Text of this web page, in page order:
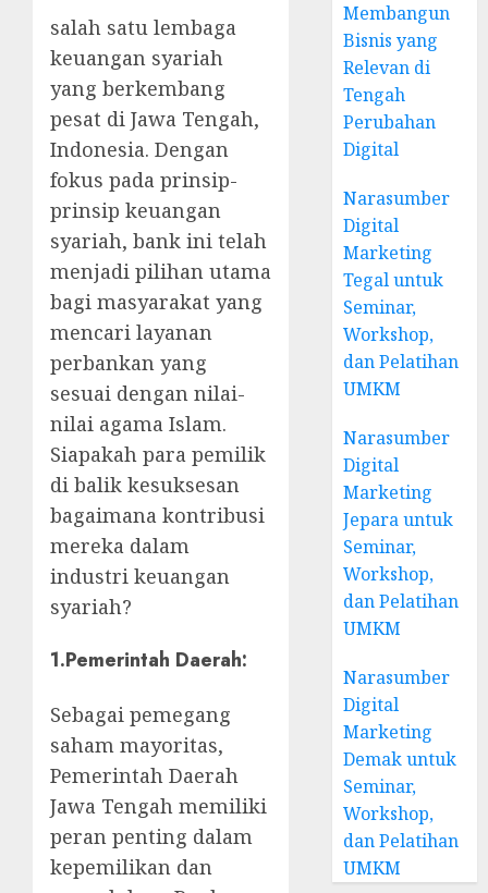
salah satu lembaga
keuangan syariah
yang berkembang
pesat di Jawa Tengah,
Indonesia. Dengan
fokus pada prinsip-
prinsip keuangan
syariah, bank ini telah
menjadi pilihan utama
bagi masyarakat yang
mencari layanan
perbankan yang
sesuai dengan nilai-
nilai agama Islam.
Siapakah para pemilik
di balik kesuksesan
bagaimana kontribusi
mereka dalam
industri keuangan
syariah?
1.Pemerintah Daerah:
Sebagai pemegang
saham mayoritas,
Pemerintah Daerah
Jawa Tengah memiliki
peran penting dalam
kepemilikan dan
Membangun
Bisnis yang
Relevan di
Tengah
Perubahan
Digital
Narasumber
Digital
Marketing
Tegal untuk
Seminar,
Workshop,
dan Pelatihan
UMKM
Narasumber
Digital
Marketing
Jepara untuk
Seminar,
Workshop,
dan Pelatihan
UMKM
Narasumber
Digital
Marketing
Demak untuk
Seminar,
Workshop,
dan Pelatihan
UMKM